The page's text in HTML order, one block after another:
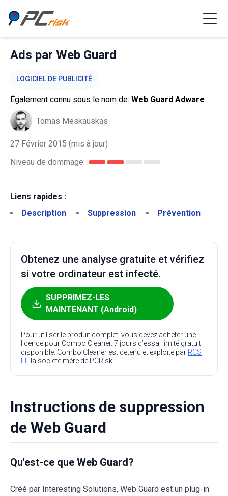
Ads par Web Guard
LOGICIEL DE PUBLICITÉ
Également connu sous le nom de: Web Guard Adware
Tomas Meskauskas
27 Février 2015 (mis à jour)
Niveau de dommage:
Liens rapides :
Description
Suppression Prévention
Obtenez une analyse gratuite et vérifiez
si votre ordinateur est infecté.
SUPPRIMEZ-LES
MAINTENANT (Android)
Pour utiliser le produit complet, vous devez acheter une
licence pour Combo Cleaner. 7 jours d’essai limité gratuit
disponible. Combo Cleaner est détenu et exploité par RCS
LT, la société mère de PCRisk.
Instructions de suppression
de Web Guard
Qu'est-ce que Web Guard?
Créé par Interesting Solutions, Web Guard est un plug-in